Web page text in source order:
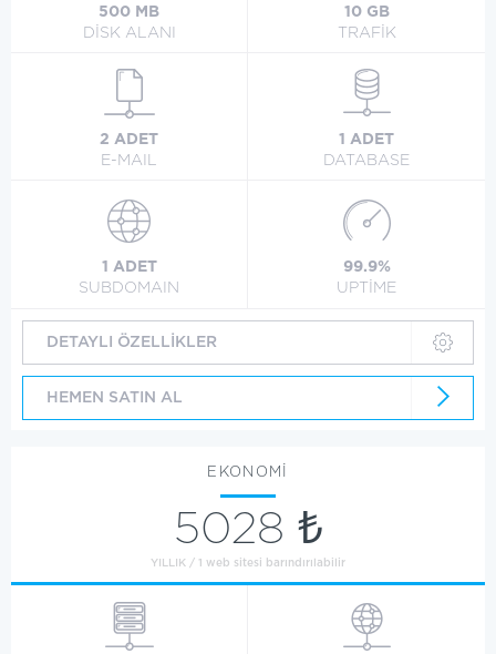
500 MB
DİSK ALANI
10 GB
TRAFİK
2 ADET
E-MAIL
1 ADET
DATABASE
1 ADET
SUBDOMAIN
99.9%
UPTİME
DETAYLI ÖZELLİKLER
HEMEN SATIN AL
EKONOMİ
5028 ₺
YILLIK / 1 web sitesi barındırılabilir